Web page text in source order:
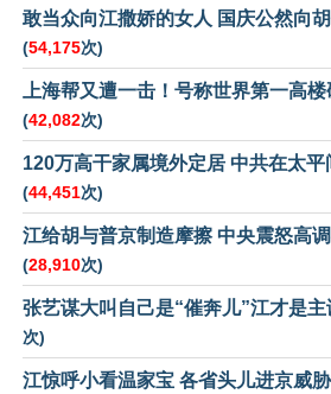
敢当众向江撒娇的女人 国庆公然向
(54,175次)
上海帮又遭一击！号称世界第一高
(42,082次)
120万高干家属境外定居 中共在太平
(44,451次)
江给胡与普京制造摩擦 中央震怒高
(28,910次)
张艺谋大叫自己是“催奔儿”江才是主
次)
江惊呼小看温家宝 各省头儿进京威